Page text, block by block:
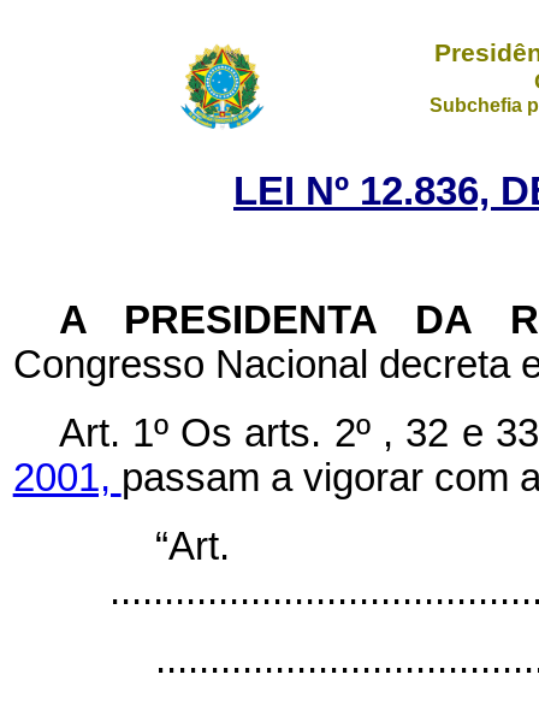
Subchefia
LEI Nº 12.836,
A PRESIDENTA DA
Congresso Nacional decreta
Art. 1º Os arts. 2º , 32 e
2001, passam a vigorar com